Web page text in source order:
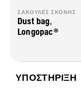
ΣΑΚΟΎΛΕΣ ΣΚΌΝΗΣ
Dust bag,
Longopac®
ΥΠΟΣΤΉΡΙΞΗ